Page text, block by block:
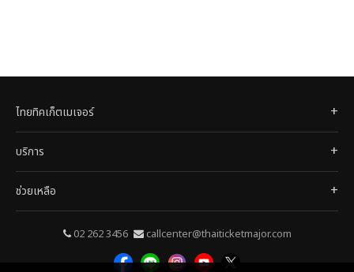
ไทยทิคเก็ตเมเจอร์
บริการ
ช่วยเหลือ
02 262 3456 callcenter@thaiticketmajor.com